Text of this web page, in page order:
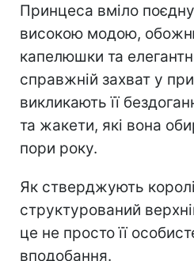
Принцеса вміло
високою модою,
капелюшки та
справжній захват у
викликають її
та жакети, які вона
пори року.
Як стверджують
структурований
це не просто її
вподобання.